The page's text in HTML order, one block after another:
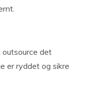
det
er ryddet og sikre